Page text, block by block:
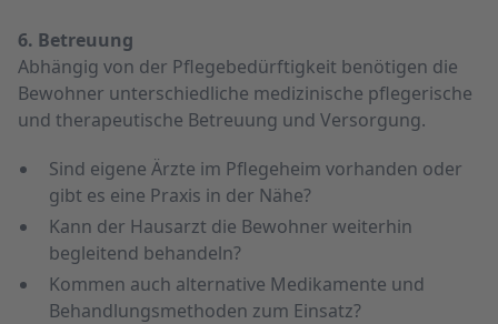
6. Betreuung
Abhängig von der Pflegebedürftigkeit benötigen die
Bewohner unterschiedliche medizinische pflegerische
und therapeutische Betreuung und Versorgung.
Sind eigene Ärzte im Pflege­heim vorhanden oder
gibt es eine Praxis in der Nähe?
Kann der Hausarzt die Bewohner weiterhin
begleitend behandeln?
Kommen auch alternative Medikamente und
Behandlungsmethoden zum Einsatz?